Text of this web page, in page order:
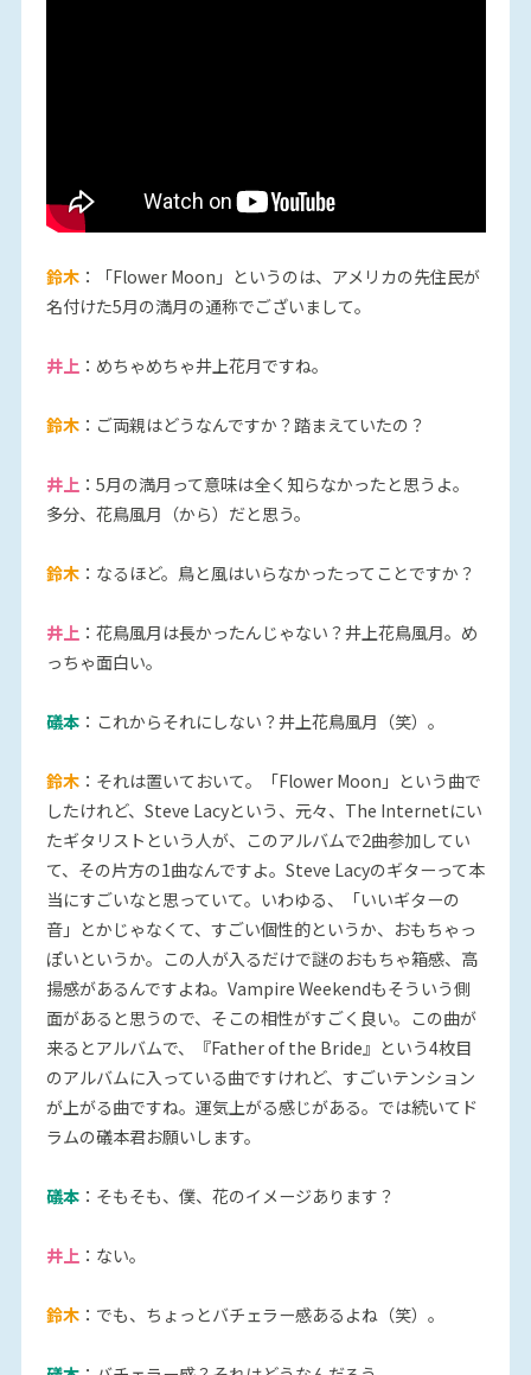
鈴木：「Flower Moon」というのは、アメリカの先住民が
名付けた5月の満月の通称でございまして。
井上 ：めちゃめちゃ井上花月ですね。
鈴木：ご両親はどうなんですか？踏まえていたの？
井上 ：5月の満月って意味は全く知らなかったと思うよ。
多分、花鳥風月（から）だと思う。
鈴木：なるほど。鳥と風はいらなかったってことですか？
井上 ：花鳥風月は長かったんじゃない？井上花鳥風月。め
っちゃ面白い。
礒本：これからそれにしない？井上花鳥風月（笑）。
鈴木：それは置いておいて。「Flower Moon」という曲で
したけれど、Steve Lacyという、元々、The Internetにい
たギタリストという人が、このアルバムで2曲参加してい
て、その片方の1曲なんですよ。Steve Lacyのギターって本
当にすごいなと思っていて。いわゆる、「いいギターの
音」とかじゃなくて、すごい個性的というか、おもちゃっ
ぽいというか。この人が入るだけで謎のおもちゃ箱感、高
揚感があるんですよね。Vampire Weekendもそういう側
面があると思うので、そこの相性がすごく良い。この曲が
来るとアルバムで、『Father of the Bride』という4枚目
のアルバムに入っている曲ですけれど、すごいテンション
が上がる曲ですね。運気上がる感じがある。では続いてド
ラムの礒本君お願いします。
礒本：そもそも、僕、花のイメージあります？
井上 ：ない。
鈴木：でも、ちょっとバチェラー感あるよね（笑）。